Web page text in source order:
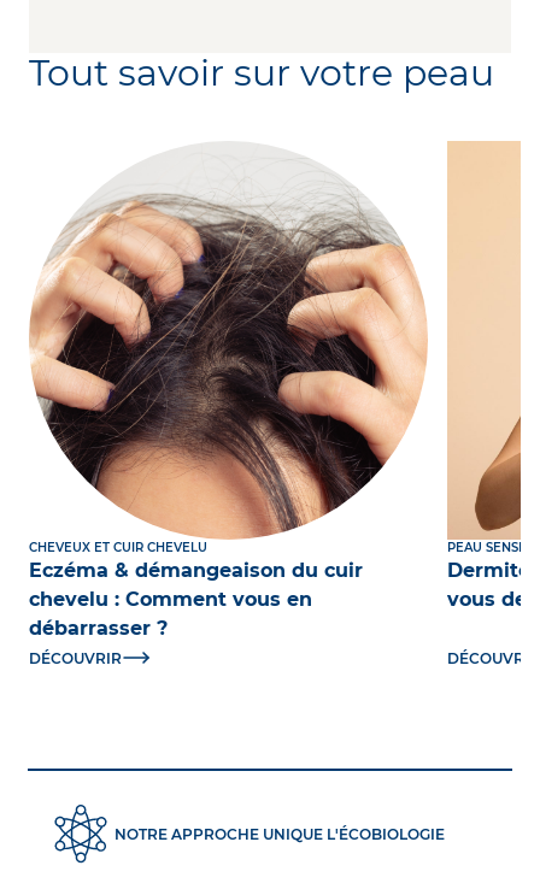
Tout savoir sur votre peau
CHEVEUX ET CUIR CHEVELU
Eczéma & démangeaison du cuir
chevelu : Comment vous en
débarrasser ?
DÉCOUVRIR
PEAU
Dermite
vous
DÉCOUVRIR
NOTRE APPROCHE UNIQUE L'ÉCOBIOLOGIE